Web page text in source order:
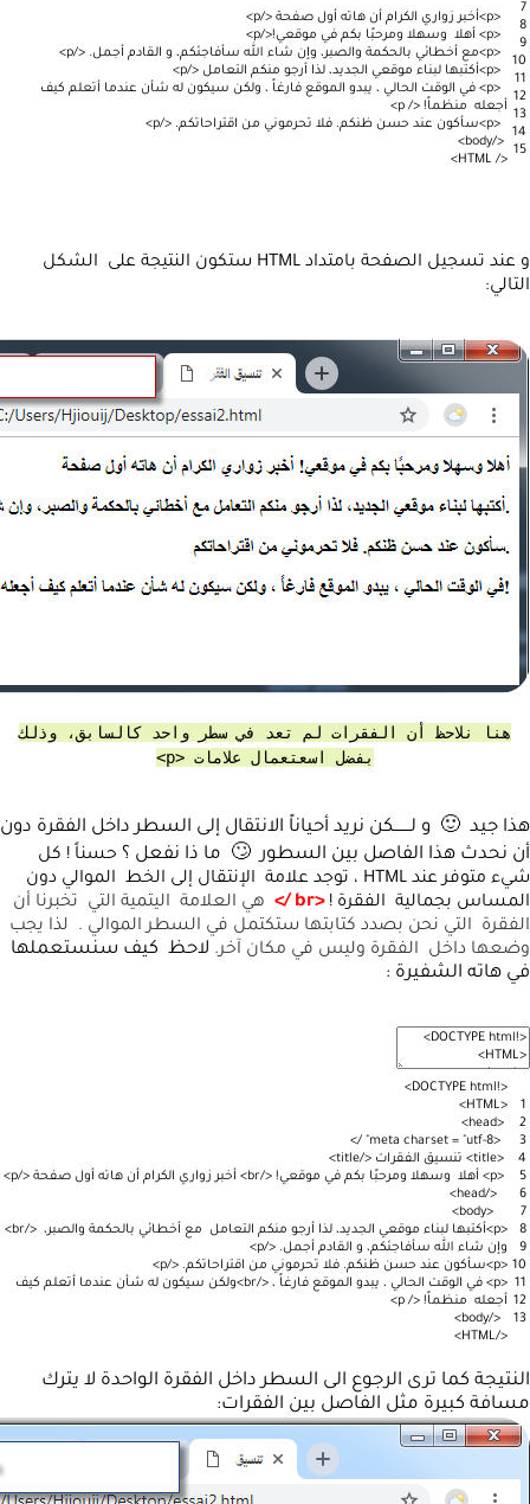
7
8
9
10
11
12
13
14
15
<
p
>أخبر زواري الكرام أن هاته أول صفحة <
/
p
>
<
p
> أهلا وسهلا ومرحبًا بكم في موقعي!
<
/
p
>
<
p
>مع أخطائي بالحكمة والصبر، وإن شاء الله سأفاجئكم، و القادم أجمل.
<
/
p
>
<
p
>أكتبها لبناء موقعي الجديد، لذا أرجو منكم التعامل <
/
p
>
<
p
> في الوقت الحالي ، يبدو الموقع فارغاً ، ولكن سيكون له شأن عندما أتعلم كيف
أجعله منظماً!
<
/
p
>
<
p
>سأكون عند حسن ظنكم. فلا تحرموني من اقتراحاتكم.
<
/
p
>
<
/
body
>
<
/
HTML
>
و عند تسجيل الصفحة بامتداد HTML ستكون النتيجة على الشكل
التالي:
هنا نلاحظ أن الفقرات لم تعد في سطر واحد كالسابق، وذلك
بفضل اسعتعمال علامات <p>
هذا جيد 🙂 و لـــــــكن نريد أحياناً الانتقال إلى السطر داخل الفقرة دون
أن نحدث هذا الفاصل بين السطور 🙄 ما ذا نفعل ؟ حسناً ! كل
شيء متوفر عند HTML ، توجد علامة الإنتقال إلى الخط الموالي دون
المساس بجمالية الفقرة ! <br />
هي العلامة اليتمية التي تخبرنا أن
الفقرة التي نحن بصدد كتابتها ستكتمل في السطر الموالي . لذا يجب
وضعها داخل الفقرة وليس في مكان آخر. لاحظ كيف سنستعملها
في هاته الشفيرة :
1
2
3
4
5
6
7
8
9
10
11
12
13
<
!
DOCTYPE html
>
<
HTML
>
<
head
>
<
meta charset = "utf-8"
/
>
<
title
> تنسيق الفقرات <
/
title
>
<
p
> أهلا وسهلا ومرحبًا بكم في موقعي!
<
/
br
> أخبر زواري الكرام أن هاته أول صفحة <
/
p
>
<
/
head
>
<
body
>
<
p
>أكتبها لبناء موقعي الجديد، لذا أرجو منكم التعامل مع أخطائي بالحكمة والصبر، <
/
br
>
وإن شاء الله سأفاجئكم، و القادم أجمل.
<
/
p
>
<
p
>سأكون عند حسن ظنكم. فلا تحرموني من اقتراحاتكم.
<
/
p
>
<
p
> في الوقت الحالي ، يبدو الموقع فارغاً ، <
/
br
>ولكن سيكون له شأن عندما أتعلم كيف
أجعله منظماً!
<
/
p
>
<
/
body
>
<
/
HTML
>
النتيجة كما ترى الرجوع الى السطر داخل الفقرة الواحدة لا يترك
مسافة كبيرة مثل الفاصل بين الفقرات: